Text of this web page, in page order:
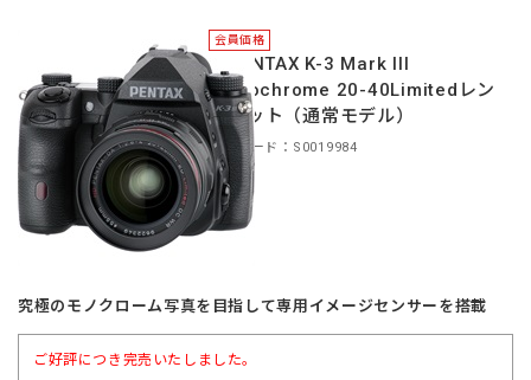
会員価格
＊PENTAX K-3 Mark III
Monochrome 20-40Limitedレン
ズキット（通常モデル）
商品コード：S0019984
究極のモノクローム写真を目指して専用イメージセンサーを搭載
ご好評につき完売いたしました。